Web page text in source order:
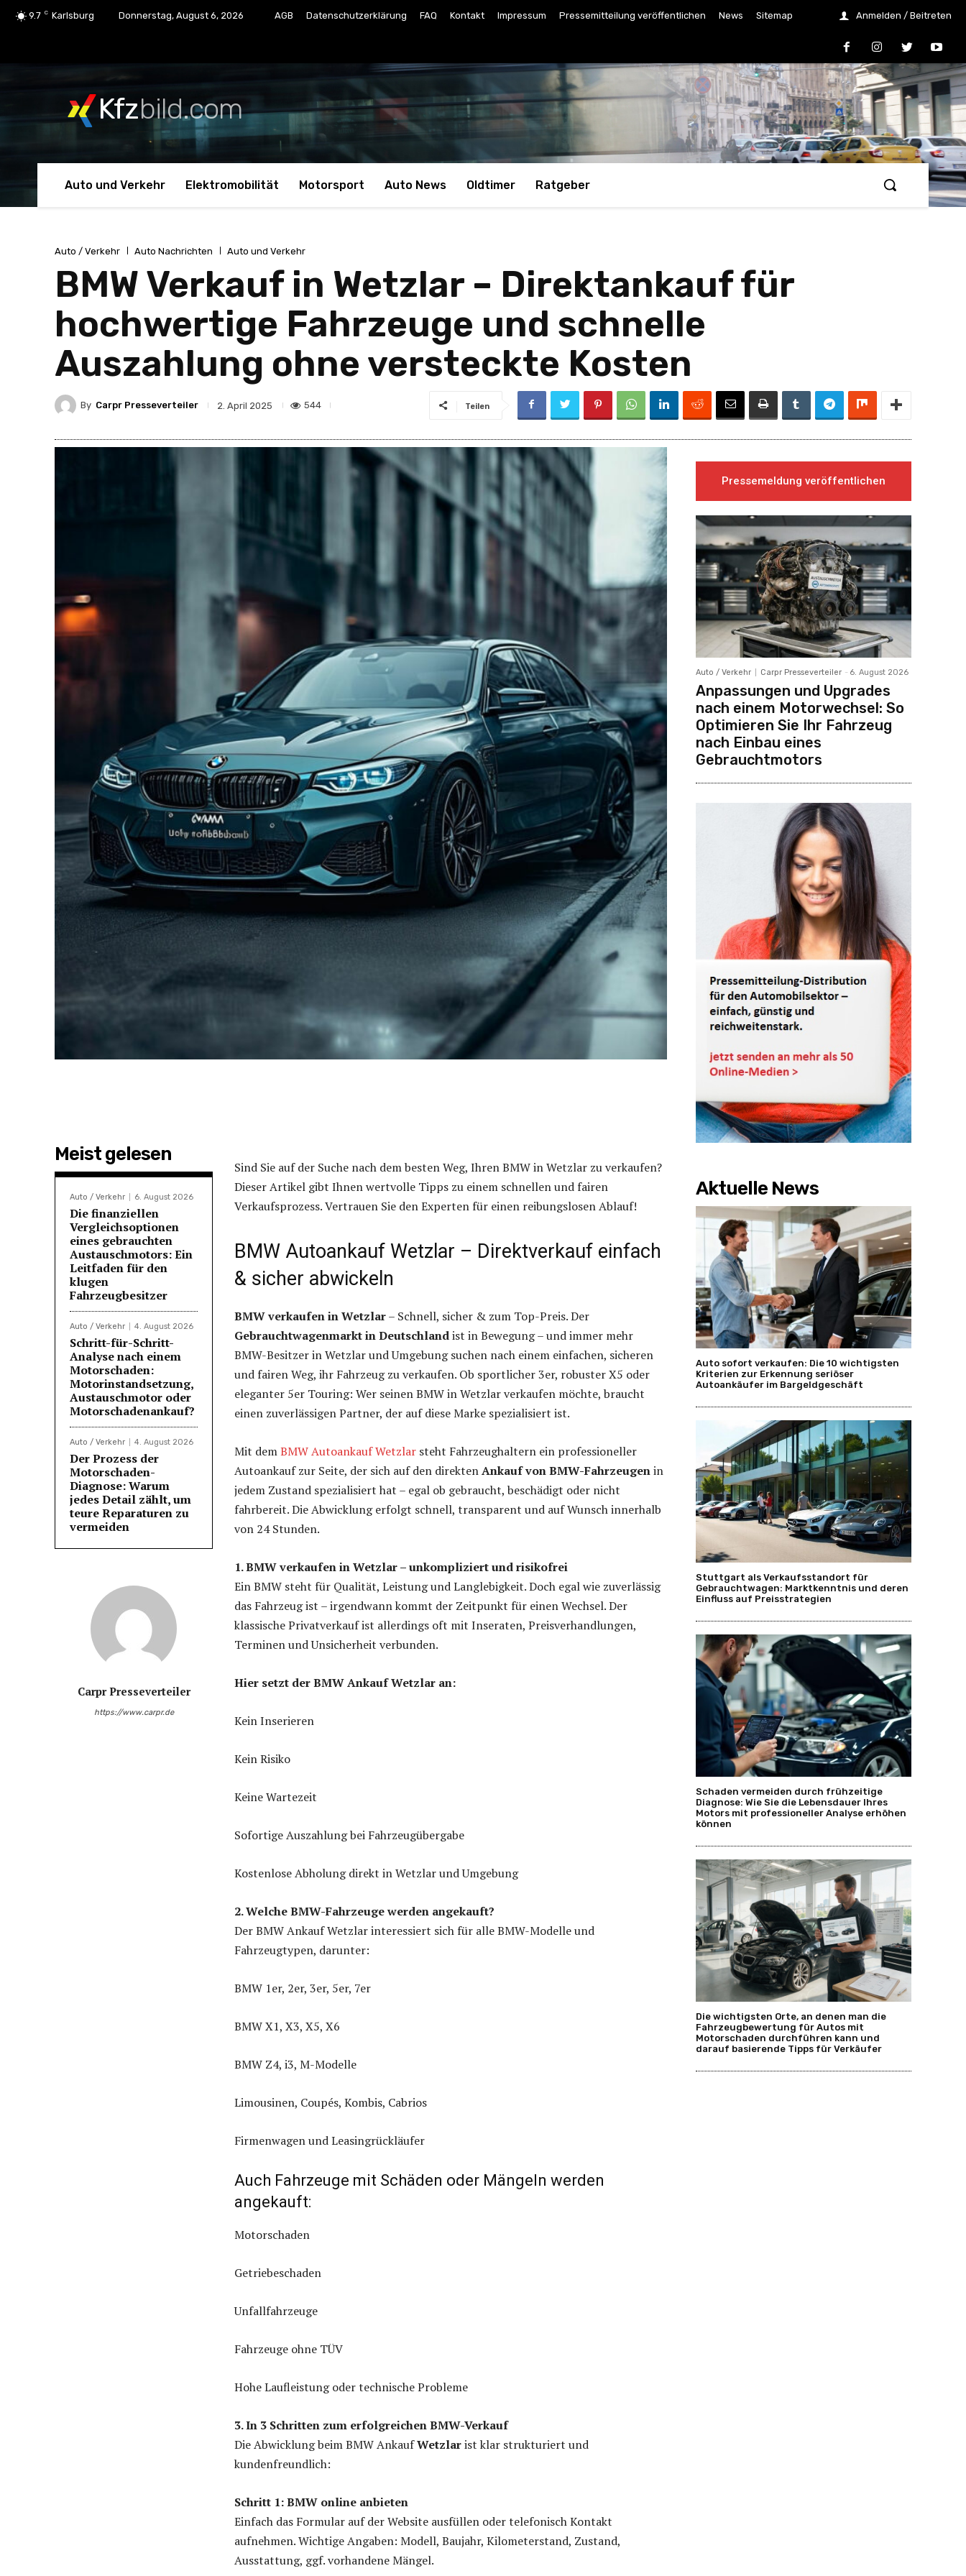
9.7 C Karlsburg Donnerstag, August 6, 2026 AGB Datenschutzerklärung FAQ Kontakt Impressum Pressemitteilung veröffentlichen News Sitemap Anmelden / Beitreten
Kfzbild.com
Auto und Verkehr Elektromobilität Motorsport Auto News Oldtimer Ratgeber
Auto / Verkehr Auto Nachrichten Auto und Verkehr
BMW Verkauf in Wetzlar – Direktankauf für
hochwertige Fahrzeuge und schnelle
Auszahlung ohne versteckte Kosten
By Carpr Presseverteiler 2. April 2025 544 Teilen
Meist gelesen
Auto / Verkehr 6. August 2026
Die finanziellen
Vergleichsoptionen
eines gebrauchten
Austauschmotors: Ein
Leitfaden für den
klugen
Fahrzeugbesitzer
Auto / Verkehr 4. August 2026
Schritt-für-Schritt-
Analyse nach einem
Motorschaden:
Motorinstandsetzung,
Austauschmotor oder
Motorschadenankauf?
Auto / Verkehr 4. August 2026
Der Prozess der
Motorschaden-
Diagnose: Warum
jedes Detail zählt, um
teure Reparaturen zu
vermeiden
Carpr Presseverteiler
https://www.carpr.de
Sind Sie auf der Suche nach dem besten Weg, Ihren BMW in Wetzlar zu verkaufen?
Dieser Artikel gibt Ihnen wertvolle Tipps zu einem schnellen und fairen
Verkaufsprozess. Vertrauen Sie den Experten für einen reibungslosen Ablauf!
BMW Autoankauf Wetzlar – Direktverkauf einfach
& sicher abwickeln
BMW verkaufen in Wetzlar– Schnell, sicher & zum Top-Preis. Der
Gebrauchtwagenmarkt in Deutschlandist in Bewegung – und immer mehr
BMW-Besitzer in Wetzlar und Umgebung suchen nach einem einfachen, sicheren
und fairen Weg, ihr Fahrzeug zu verkaufen. Ob sportlicher 3er, robuster X5 oder
eleganter 5er Touring: Wer seinen BMW in Wetzlar verkaufen möchte, braucht
einen zuverlässigen Partner, der auf diese Marke spezialisiert ist.
Mit demBMW Autoankauf Wetzlar steht Fahrzeughaltern ein professioneller
Autoankauf zur Seite, der sich auf den direktenAnkauf von BMW-Fahrzeugenin
jedem Zustand spezialisiert hat – egal ob gebraucht, beschädigt oder nicht
fahrbereit. Die Abwicklung erfolgt schnell, transparent und auf Wunsch innerhalb
von 24 Stunden.
1. BMW verkaufen in Wetzlar – unkompliziert und risikofrei
Ein BMW steht für Qualität, Leistung und Langlebigkeit. Doch egal wie zuverlässig
das Fahrzeug ist – irgendwann kommt der Zeitpunkt für einen Wechsel. Der
klassische Privatverkauf ist allerdings oft mit Inseraten, Preisverhandlungen,
Terminen und Unsicherheit verbunden.
Hier setzt der BMW Ankauf Wetzlar an:
Kein Inserieren
Kein Risiko
Keine Wartezeit
Sofortige Auszahlung bei Fahrzeugübergabe
Kostenlose Abholung direkt in Wetzlar und Umgebung
2. Welche BMW-Fahrzeuge werden angekauft?
Der BMW Ankauf Wetzlar interessiert sich für alle BMW-Modelle und
Fahrzeugtypen, darunter:
BMW 1er, 2er, 3er, 5er, 7er
BMW X1, X3, X5, X6
BMW Z4, i3, M-Modelle
Limousinen, Coupés, Kombis, Cabrios
Firmenwagen und Leasingrückläufer
Auch Fahrzeuge mit Schäden oder Mängeln werden
angekauft:
Motorschaden
Getriebeschaden
Unfallfahrzeuge
Fahrzeuge ohne TÜV
Hohe Laufleistung oder technische Probleme
3. In 3 Schritten zum erfolgreichen BMW-Verkauf
Die Abwicklung beim BMW AnkaufWetzlarist klar strukturiert und
kundenfreundlich:
Schritt 1: BMW online anbieten
Einfach das Formular auf der Website ausfüllen oder telefonisch Kontakt
aufnehmen. Wichtige Angaben: Modell, Baujahr, Kilometerstand, Zustand,
Ausstattung, ggf. vorhandene Mängel.
Pressemeldung veröffentlichen
Auto / Verkehr Carpr Presseverteiler - 6. August 2026
Anpassungen und Upgrades
nach einem Motorwechsel: So
Optimieren Sie Ihr Fahrzeug
nach Einbau eines
Gebrauchtmotors
Aktuelle News
Auto sofort verkaufen: Die 10 wichtigsten
Kriterien zur Erkennung seriöser
Autoankäufer im Bargeldgeschäft
Stuttgart als Verkaufsstandort für
Gebrauchtwagen: Marktkenntnis und deren
Einfluss auf Preisstrategien
Schaden vermeiden durch frühzeitige
Diagnose: Wie Sie die Lebensdauer Ihres
Motors mit professioneller Analyse erhöhen
können
Die wichtigsten Orte, an denen man die
Fahrzeugbewertung für Autos mit
Motorschaden durchführen kann und
darauf basierende Tipps für Verkäufer